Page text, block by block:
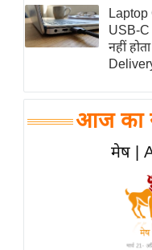
एम.
आर.
आई.
समीक्षा
धर्म
ज्योतिष
USB-C
नहीं
आज का
मेष |